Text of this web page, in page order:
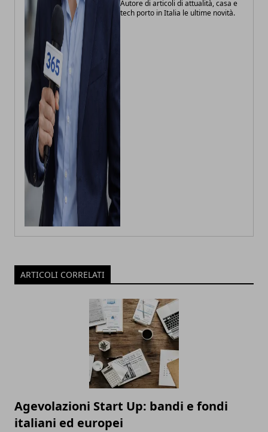
Autore di articoli di attualità, casa e
tech porto in Italia le ultime novità.
ARTICOLI CORRELATI
Agevolazioni Start Up: bandi e fondi
italiani ed europei